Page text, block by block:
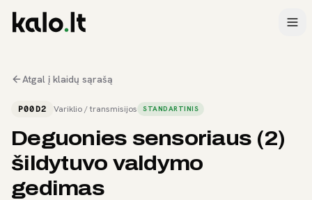
Atgal į klaidų sąrašą
P00D2 Variklio / transmisijos STANDARTINIS
Deguonies sensoriaus (2)
šildytuvo valdymo
gedimas